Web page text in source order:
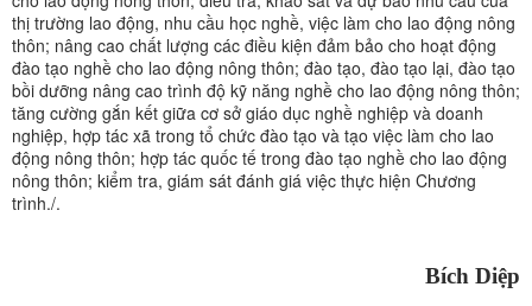
thị trường lao động, nhu cầu học nghề, việc làm cho lao động nông
thôn; nâng cao chất lượng các điều kiện đảm bảo cho hoạt động
đào tạo nghề cho lao động nông thôn; đào tạo, đào tạo lại, đào tạo
bồi dưỡng nâng cao trình độ kỹ năng nghề cho lao động nông thôn;
tăng cường gắn kết giữa cơ sở giáo dục nghề nghiệp và doanh
nghiệp, hợp tác xã trong tổ chức đào tạo và tạo việc làm cho lao
động nông thôn; hợp tác quốc tế trong đào tạo nghề cho lao động
nông thôn; kiểm tra, giám sát đánh giá việc thực hiện Chương
trình./.
Bích Diệp